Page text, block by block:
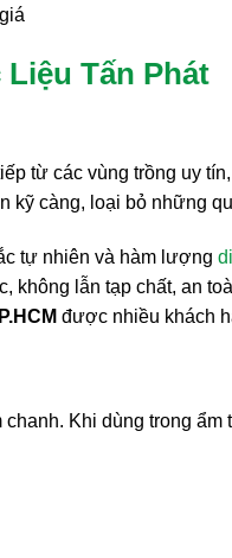
Tấn Phát
từ các vùng trồng uy
kỹ càng, loại bỏ những
tự nhiên và hàm lượng
không lẫn tạp chất, an
được nhiều khách
Khi dùng trong